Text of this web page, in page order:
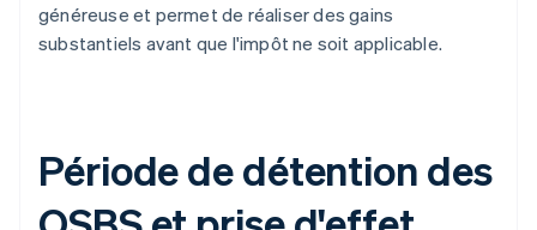
généreuse et permet de réaliser des gains
substantiels avant que l'impôt ne soit applicable.
Période de détention des